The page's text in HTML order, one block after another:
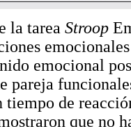
la tarea Stroop
emocional
pareja
tiempo de
que no